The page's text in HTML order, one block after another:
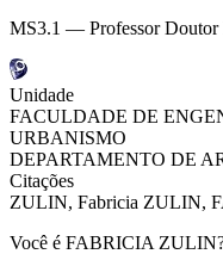
MS3.1 — Professor Doutor
Unidade
FACULDADE DE
URBANISMO
DEPARTAMENTO DE
Citações
ZULIN, Fabricia ZULIN,
Você é FABRICIA